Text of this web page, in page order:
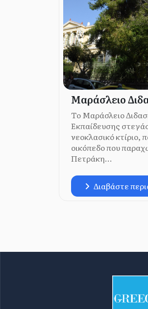
Μαράσλειο
Το Μαράσλειο
Εκπαίδευσης
νεοκλασικό κτίριο,
οικόπεδο που
Πετράκη...
Διαβάστε